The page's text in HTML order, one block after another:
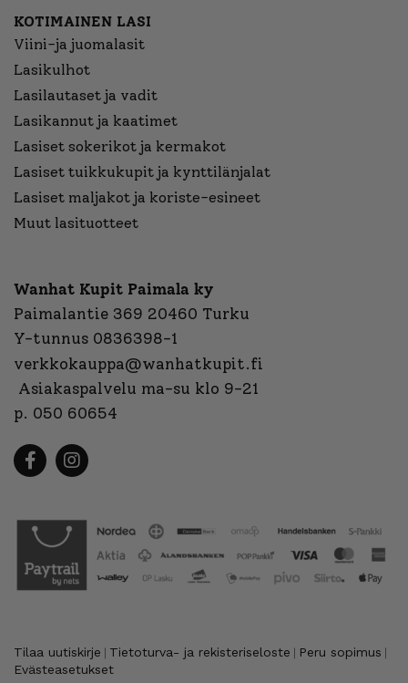
KOTIMAINEN LASI
Viini-ja juomalasit
Lasikulhot
Lasilautaset ja vadit
Lasikannut ja kaatimet
Lasiset sokerikot ja kermakot
Lasiset tuikkukupit ja kynttilänjalat
Lasiset maljakot ja koriste-esineet
Muut lasituotteet
Wanhat Kupit Paimala ky
Paimalantie 369 20460 Turku
Y-tunnus 0836398-1
verkkokauppa@wanhatkupit.fi
Asiakaspalvelu ma-su klo 9-21
p. 050 60654
Tilaa uutiskirje Tietoturva- ja rekisteriseloste Peru sopimus
Evästeasetukset